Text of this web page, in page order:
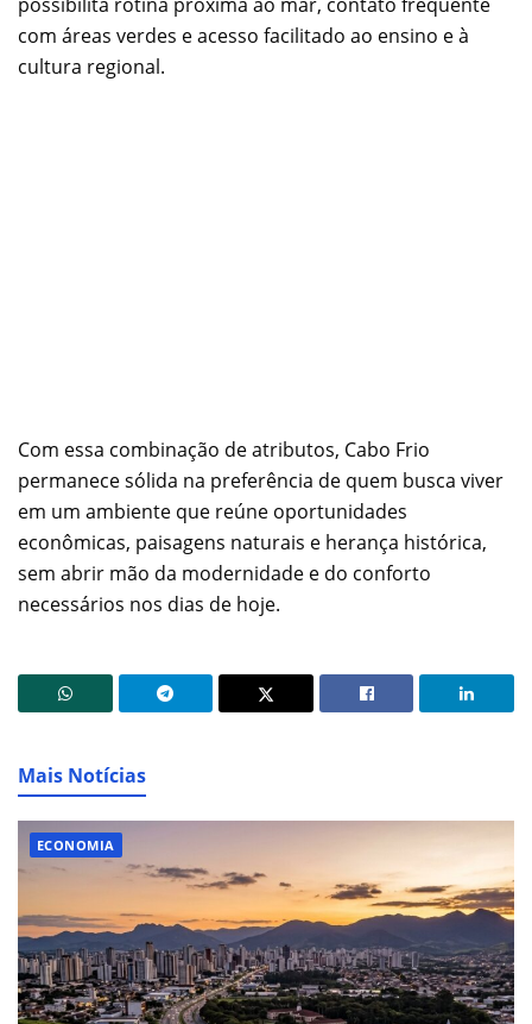
com áreas verdes e acesso facilitado ao ensino e à
cultura regional.
Com essa combinação de atributos, Cabo Frio
permanece sólida na preferência de quem busca viver
em um ambiente que reúne oportunidades
econômicas, paisagens naturais e herança histórica,
sem abrir mão da modernidade e do conforto
necessários nos dias de hoje.
Mais Notícias
ECONOMIA